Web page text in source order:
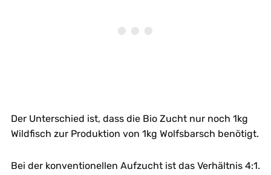
Der Unterschied ist, dass die Bio Zucht nur noch 1kg
Wildfisch zur Produktion von 1kg Wolfsbarsch benötigt.
Bei der konventionellen Aufzucht ist das Verhältnis 4:1.